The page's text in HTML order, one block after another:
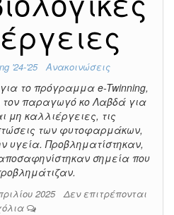
'24-'25 Ανακοινώσεις
το πρόγραμμα e-Twinning,
τον παραγωγό κο Λαβδά για
μη καλλιέργειες, τις
των φυτοφαρμάκων,
υγεία. Προβληματίστηκαν,
σημεία που
2025 Δεν επιτρέπονται